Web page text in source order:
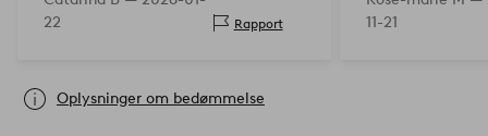
22
Rapport
11-21
Oplysninger om bedømmelse